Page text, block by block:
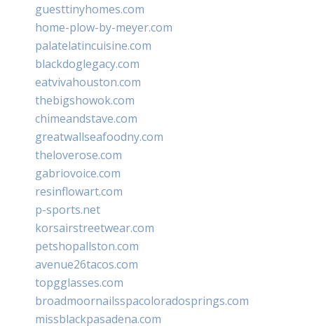
guesttinyhomes.com
home-plow-by-meyer.com
palatelatincuisine.com
blackdoglegacy.com
eatvivahouston.com
thebigshowok.com
chimeandstave.com
greatwallseafoodny.com
theloverose.com
gabriovoice.com
resinflowart.com
p-sports.net
korsairstreetwear.com
petshopallston.com
avenue26tacos.com
topgglasses.com
broadmoornailsspacoloradosprings.com
missblackpasadena.com